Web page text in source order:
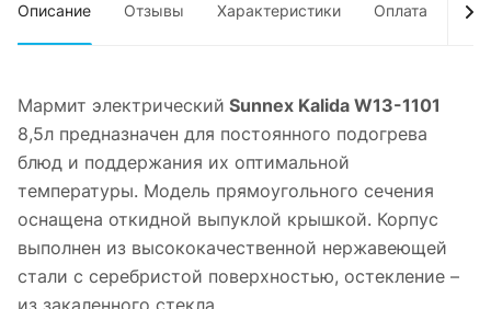
Описание Отзывы Характеристики Оплата
Мармит электрический Sunnex Kalida W13-1101
8,5л предназначен для постоянного подогрева
блюд и поддержания их оптимальной
температуры. Модель прямоугольного сечения
оснащена откидной выпуклой крышкой. Корпус
выполнен из высококачественной нержавеющей
стали с серебристой поверхностью, остекление –